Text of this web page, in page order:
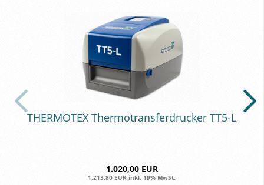
THER­MO­TEX Ther­mo­trans­fer­dru­cker TT5-L
1.020,00 EUR
1.213,80 EUR inkl. 19% MwSt.